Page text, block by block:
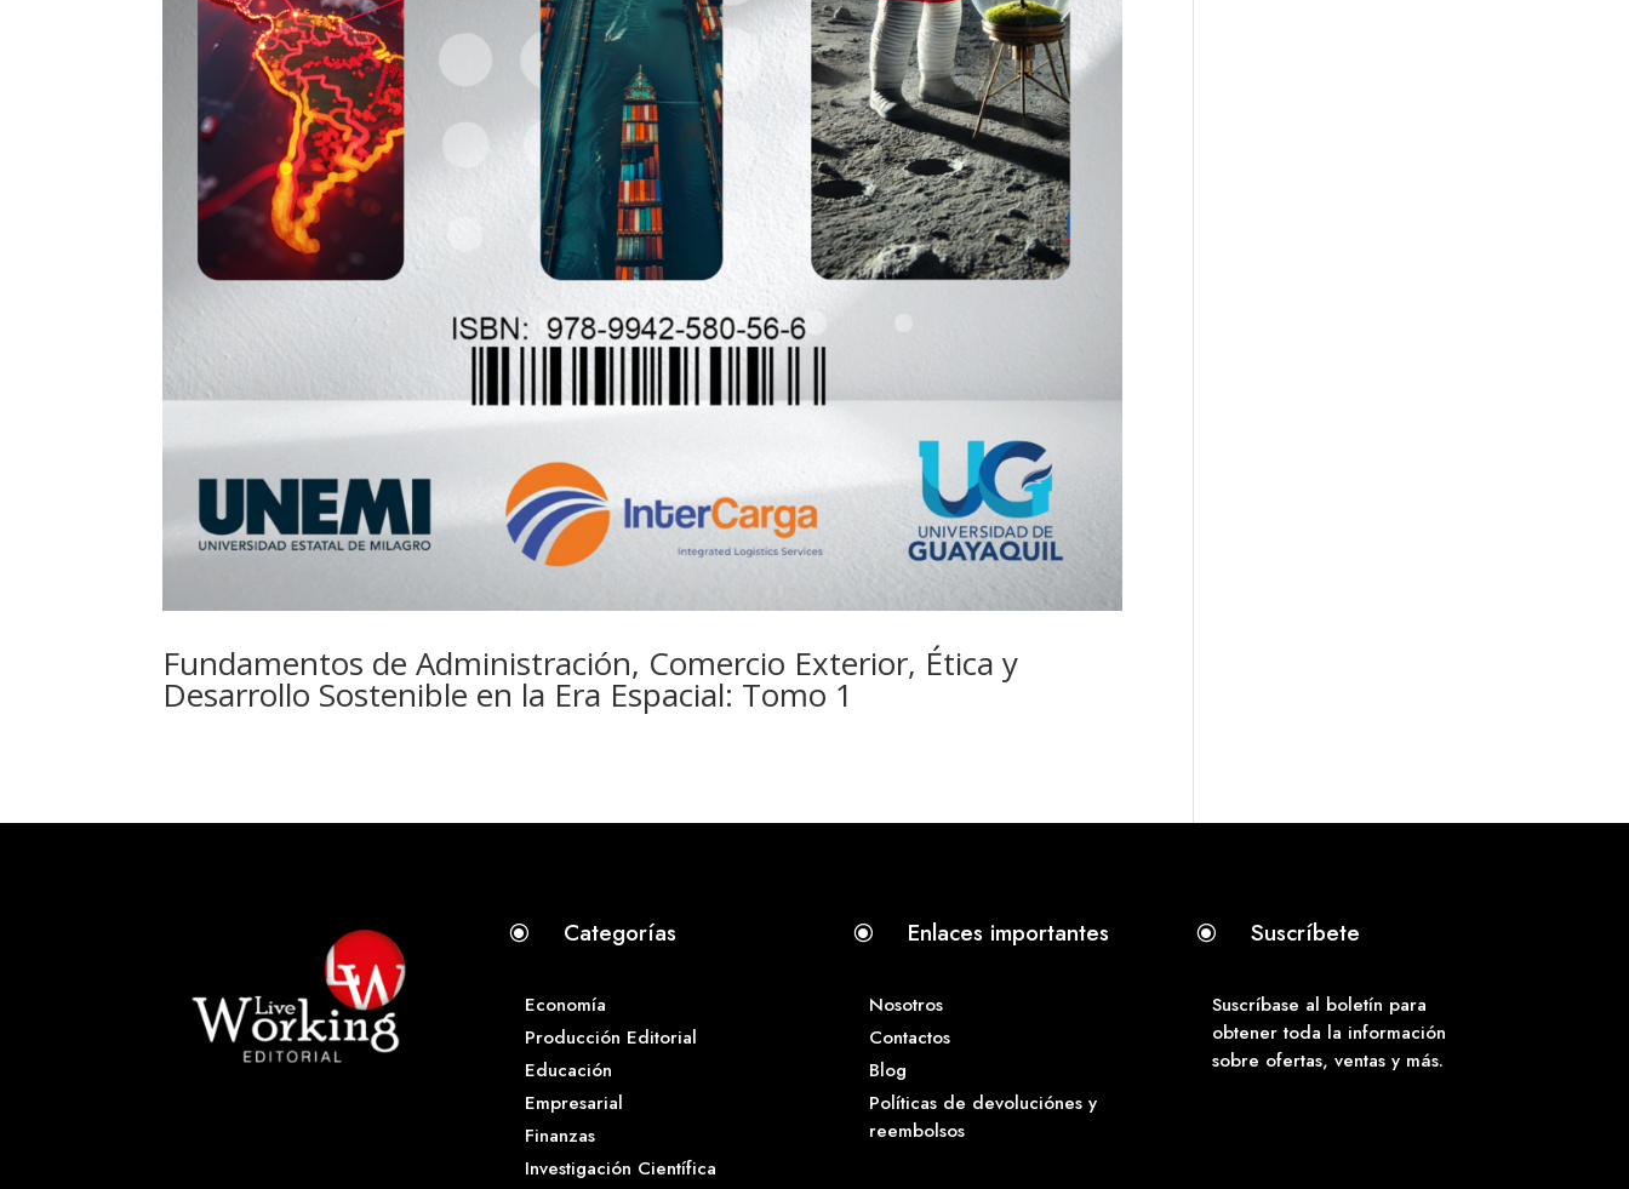
Fundamentos de Administración, Comercio Exterior, Ética y
Desarrollo Sostenible en la Era Espacial: Tomo 1
\ Categorías
Economía
Producción Editorial
Educación
Empresarial
Finanzas
Investigación Científica
\ Enlaces importantes
Nosotros
Contactos
Blog
Políticas de devoluciónes y
reembolsos
\ Suscríbete
Suscríbase al boletín para
obtener toda la información
sobre ofertas, ventas y más.